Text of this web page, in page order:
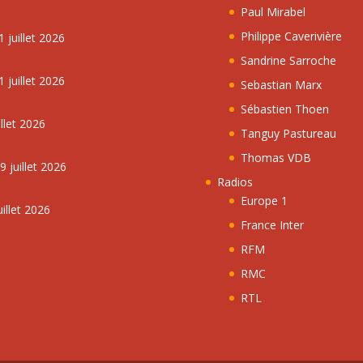
juillet 2026
juillet 2026
2026
juillet 2026
2026
Paul Mirabel
Philippe Caverivière
Sandrine Sarroche
Sebastian Marx
Sébastien Thoen
Tanguy Pastureau
Thomas VDB
Radios
Europe 1
France Inter
RFM
RMC
RTL